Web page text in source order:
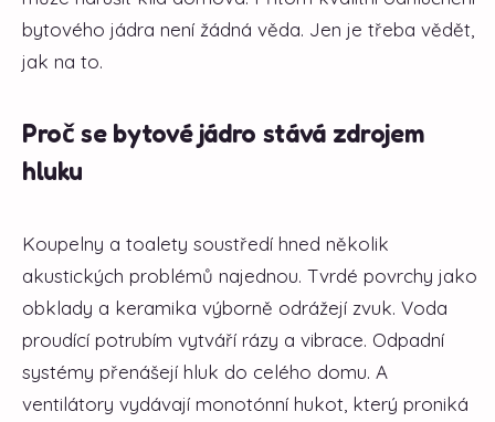
bytového jádra není žádná věda. Jen je třeba vědět,
jak na to.
Proč se bytové jádro stává zdrojem
hluku
Koupelny a toalety soustředí hned několik
akustických problémů najednou. Tvrdé povrchy jako
obklady a keramika výborně odrážejí zvuk. Voda
proudící potrubím vytváří rázy a vibrace. Odpadní
systémy přenášejí hluk do celého domu. A
ventilátory vydávají monotónní hukot, který proniká